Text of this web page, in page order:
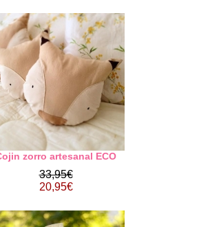
zorro artesanal ECO
33,95€
20,95€